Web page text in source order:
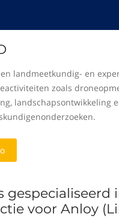
landmeetkundig- en
zoals
landschapsontwikkeling
gespecialiseerd
voor Anloy